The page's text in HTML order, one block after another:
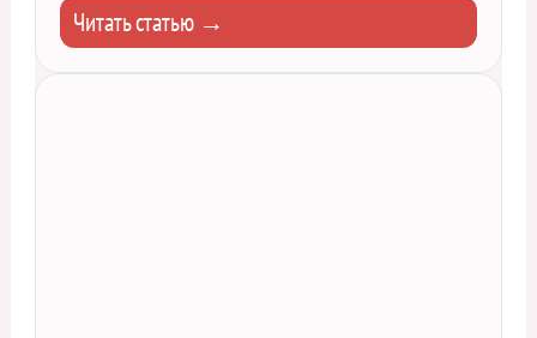
Читать статью →